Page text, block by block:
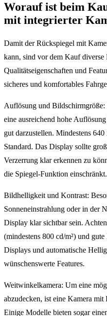
Worauf ist beim
mit integrierter
Damit der Rückspiegel mit
kann, sind vor dem Kauf
Qualitätseigenschaften und
sicheres und komfortables
Auflösung und
eine ausreichend hohe
gut darzustellen. Mindestens
Standard. Das Display sollte
Verzerrung klar erkennen zu
die Spiegel-Funktion einschränkt.
Bildhelligkeit und Kontrast:
Sonneneinstrahlung oder in der
Display klar sichtbar sein.
(mindestens 800 cd/m²) und
Displays und automatische
wünschenswerte Features.
Weitwinkelkamera: Um eine
abzudecken, ist eine Kamera
Einige Modelle bieten sogar